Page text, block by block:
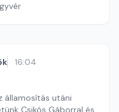
16:04
államosítás utáni
Csikós Gáborral és